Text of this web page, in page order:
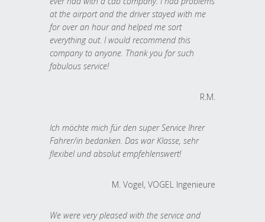
at the airport and the driver stayed with me
for over an hour and helped me sort
everything out. I would recommend this
company to anyone. Thank you for such
fabulous service!
R.M.
Ich möchte mich für den super Service Ihrer
Fahrer/in bedanken. Das war Klasse, sehr
flexibel und absolut empfehlenswert!
M. Vogel, VOGEL Ingenieure
We were very pleased with the service and